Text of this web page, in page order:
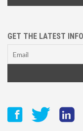
GET THE LATEST